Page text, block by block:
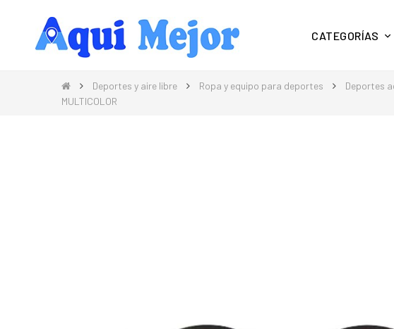
Compra Moda, Electrónica, Hogar y mucho
CATEGORÍAS
Deportes y aire libre Ropa y equipo para deportes Deportes
MULTICOLOR